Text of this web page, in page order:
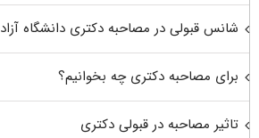
شانس قبولی در مصاحبه دکتری دانشگاه آزاد
برای مصاحبه دکتری چه بخوانیم؟
تاثیر مصاحبه در قبولی دکتری